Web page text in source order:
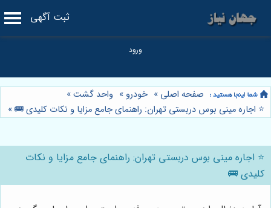
ثبت آگهی
صفحه اصلی » خودرو » واحد گشت»
⭐️ اجاره مینی بوس دربستی تهران: راهنمای جامع مزایا و نکات کلیدی 🚌»
⭐️ اجاره مینی بوس دربستی تهران: راهنمای جامع مزایا و نکات
کلیدی 🚌